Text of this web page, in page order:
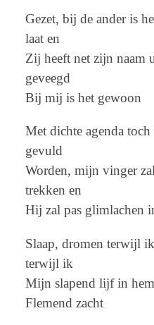
Gezet, bij de ander is
laat en
Zij heeft net zijn naam
geveegd
Bij mij is het gewoon
Met dichte agenda
gevuld
Worden, mijn vinger
trekken en
Hij zal pas glimlachen
Slaap, dromen terwijl
terwijl ik
Mijn slapend lijf in
Flemend zacht